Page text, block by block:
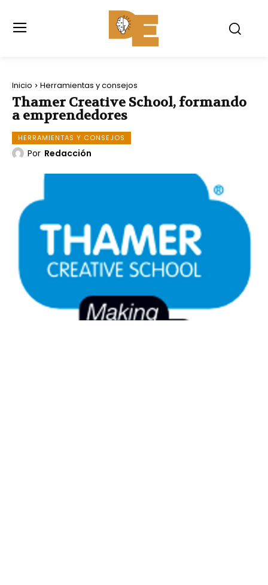
Inicio Herramientas y consejos
Thamer Creative School, formando
a emprendedores
HERRAMIENTAS Y CONSEJOS
Por Redacción